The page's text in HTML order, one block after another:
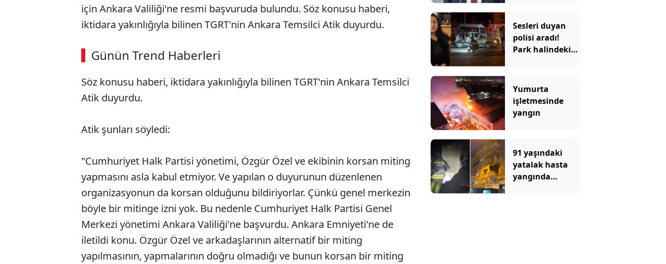
için Ankara Valiliği'ne resmi başvuruda bulundu. Söz konusu haberi,
iktidara yakınlığıyla bilinen TGRT'nin Ankara Temsilci Atik duyurdu.
Günün Trend Haberleri
Söz konusu haberi, iktidara yakınlığıyla bilinen TGRT'nin Ankara Temsilci
Atik duyurdu.
Atik şunları söyledi:
"Cumhuriyet Halk Partisi yönetimi, Özgür Özel ve ekibinin korsan miting
yapmasını asla kabul etmiyor. Ve yapılan o duyurunun düzenlenen
organizasyonun da korsan olduğunu bildiriyorlar. Çünkü genel merkezin
böyle bir mitinge izni yok. Bu nedenle Cumhuriyet Halk Partisi Genel
Merkezi yönetimi Ankara Valiliği'ne başvurdu. Ankara Emniyeti'ne de
iletildi konu. Özgür Özel ve arkadaşlarının alternatif bir miting
yapılmasının, yapmalarının doğru olmadığı ve bunun korsan bir miting
Sesleri duyan
polisi aradı!
Park halindeki
Yumurta
işletmesinde
yangın
91 yaşındaki
yatalak hasta
yangında